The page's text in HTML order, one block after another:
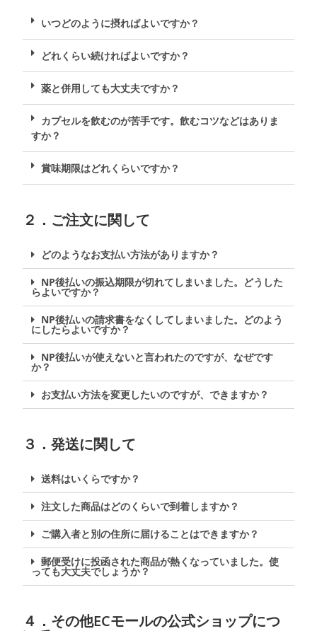
いつどのように摂ればよいですか？
どれくらい続ければよいですか？
薬と併用しても大丈夫ですか？
カプセルを飲むのが苦手です。飲むコツなどはありま
すか？
賞味期限はどれくらいですか？
２．ご注文に関して
どのようなお支払い方法がありますか？
NP後払いの振込期限が切れてしまいました。どうした
らよいですか？
NP後払いの請求書をなくしてしまいました。どのよう
にしたらよいですか？
NP後払いが使えないと言われたのですが、なぜです
か？
お支払い方法を変更したいのですが、できますか？
３．発送に関して
送料はいくらですか？
注文した商品はどのくらいで到着しますか？
ご購入者と別の住所に届けることはできますか？
郵便受けに投函された商品が熱くなっていました。使
っても大丈夫でしょうか？
４．その他ECモールの公式ショップにつ